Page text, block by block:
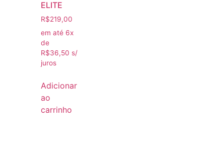
ELITE
R$219,00
em até 6x
de
R$36,50 s/
juros
Adicionar
ao
carrinho